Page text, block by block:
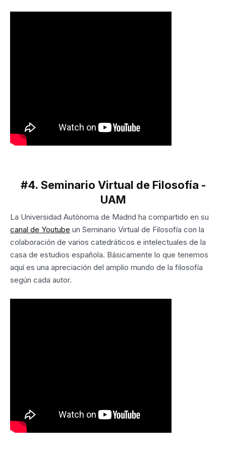
#4. Seminario Virtual de Filosofía -
UAM
La Universidad Autónoma de Madrid ha compartido en su
canal de Youtube un Seminario Virtual de Filosofía con la
colaboración de varios catedráticos e intelectuales de la
casa de estudios española. Básicamente lo que tenemos
aquí es una apreciación del amplio mundo de la filosofía
según cada autor.